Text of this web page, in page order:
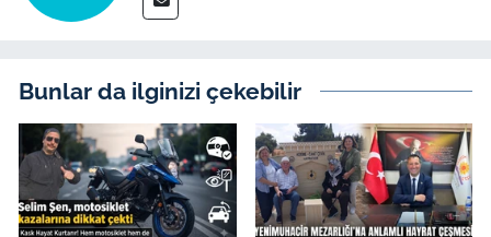
Bunlar da ilginizi çekebilir